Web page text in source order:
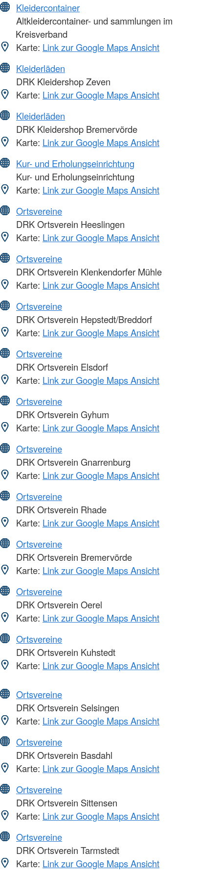
Kleidercontainer
Altkleidercontainer- und sammlungen im
Kreisverband
Karte: Link zur Google Maps Ansicht
Kleiderläden
DRK Kleidershop Zeven
Karte: Link zur Google Maps Ansicht
Kleiderläden
DRK Kleidershop Bremervörde
Karte: Link zur Google Maps Ansicht
Kur- und Erholungseinrichtung
Kur- und Erholungseinrichtung
Karte: Link zur Google Maps Ansicht
Ortsvereine
DRK Ortsverein Heeslingen
Karte: Link zur Google Maps Ansicht
Ortsvereine
DRK Ortsverein Klenkendorfer Mühle
Karte: Link zur Google Maps Ansicht
Ortsvereine
DRK Ortsverein Hepstedt/Breddorf
Karte: Link zur Google Maps Ansicht
Ortsvereine
DRK Ortsverein Elsdorf
Karte: Link zur Google Maps Ansicht
Ortsvereine
DRK Ortsverein Gyhum
Karte: Link zur Google Maps Ansicht
Ortsvereine
DRK Ortsverein Gnarrenburg
Karte: Link zur Google Maps Ansicht
Ortsvereine
DRK Ortsverein Rhade
Karte: Link zur Google Maps Ansicht
Ortsvereine
DRK Ortsverein Bremervörde
Karte: Link zur Google Maps Ansicht
Ortsvereine
DRK Ortsverein Oerel
Karte: Link zur Google Maps Ansicht
Ortsvereine
DRK Ortsverein Kuhstedt
Karte: Link zur Google Maps Ansicht
Ortsvereine
DRK Ortsverein Selsingen
Karte: Link zur Google Maps Ansicht
Ortsvereine
DRK Ortsverein Basdahl
Karte: Link zur Google Maps Ansicht
Ortsvereine
DRK Ortsverein Sittensen
Karte: Link zur Google Maps Ansicht
Ortsvereine
DRK Ortsverein Tarmstedt
Karte: Link zur Google Maps Ansicht